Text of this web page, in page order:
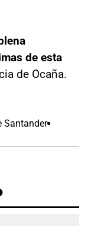
de esta
de Ocaña.
Santander